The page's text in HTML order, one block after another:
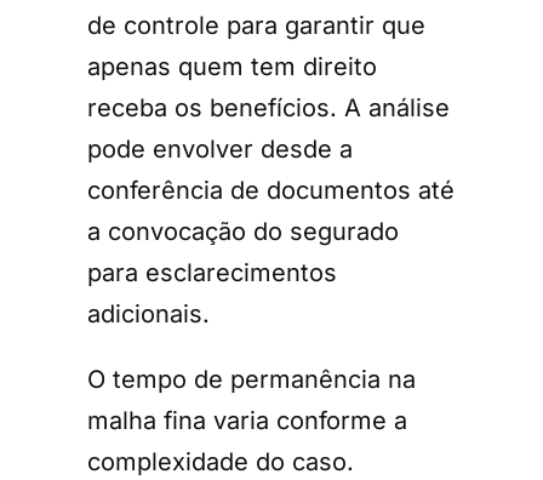
de controle para garantir que
apenas quem tem direito
receba os benefícios. A análise
pode envolver desde a
conferência de documentos até
a convocação do segurado
para esclarecimentos
adicionais.
O tempo de permanência na
malha fina varia conforme a
complexidade do caso.